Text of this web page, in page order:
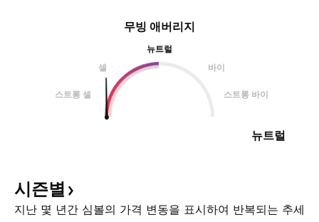
무빙 애버리지
뉴트럴
셀
바이
스트롱 셀 스트롱 바이
뉴트럴
시즌별
지난 몇 년간 심볼의 가격 변동을 표시하여 반복되는 추세